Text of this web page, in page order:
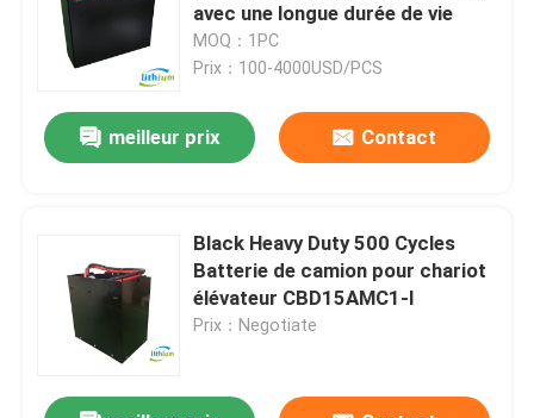
avec une longue durée de vie
MOQ：1PC
Prix：100-4000USD/PCS
meilleur prix Contact
Black Heavy Duty 500 Cycles
Batterie de camion pour chariot
élévateur CBD15AMC1-I
Prix：Negotiate